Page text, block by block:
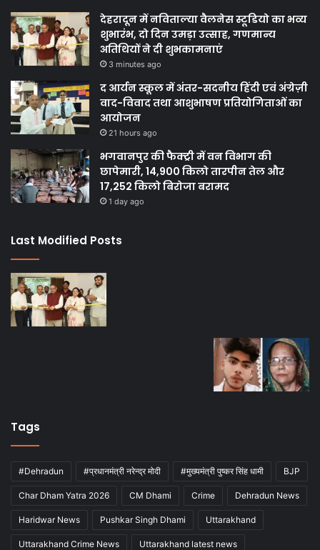
देहरादून में नविताल्या वैलनेस स्टूडियो का भव्य
शुभारंभ, दो दिन उमड़ा उत्साह, गणमान्य
अतिथियों ने दी शुभकामनाएं
3 minutes ago
द आर्यन स्कूल में अंतर-सदनीय हिंदी एवं अंग्रेज़ी
वाद-विवाद तथा आशुभाषण प्रतियोगिताओं का
आयोजन
21 hours ago
भगवानपुर की फैक्ट्री में वन विभाग की
छापेमारी, 14,900 किलो तारपीन तेल और
17,252 किलो बिरोजा बरामद
1 day ago
Last Modified Posts
Tags
#Dehradun #प्रधानमंत्री नरेन्द्र मोदी #मुख्यमंत्री पुष्कर सिंह धामी BJP
Char Dham Yatra 2026 CM Dhami Crime Dehradun News
Haridwar News Pushkar Singh Dhami Uttarakhand
Uttarakhand Crime News Uttarakhand latest news